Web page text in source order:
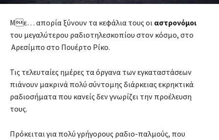
Με… απορία ξύνουν τα κεφάλια τους οι αστρονόμοι
του μεγαλύτερου ραδιοτηλεσκοπίου στον κόσμο, στο
Αρεσίμπο στο Πουέρτο Ρίκο.
Τις τελευταίες ημέρες τα όργανα των εγκαταστάσεων
πιάνουν μακρινά πολύ σύντομης διάρκειας εκρηκτικά
ραδιοσήματα που κανείς δεν γνωρίζει την προέλευση
τους.
Πρόκειται για πολύ γρήγορους ραδιο-παλμούς, που